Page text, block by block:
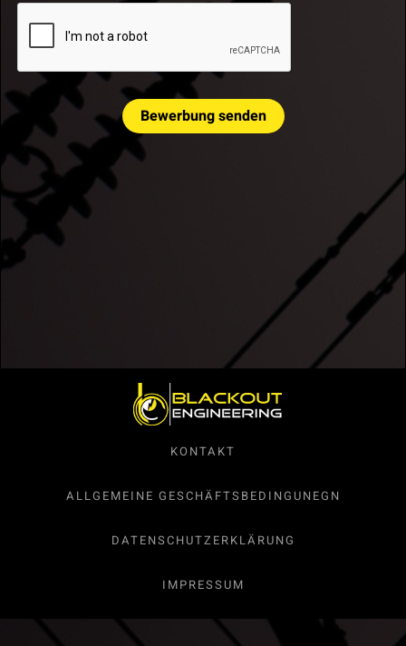
KONTAKT
ALLGEMEINE GESCHÄFTSBEDINGUNEGN
DATENSCHUTZERKLÄRUNG
IMPRESSUM